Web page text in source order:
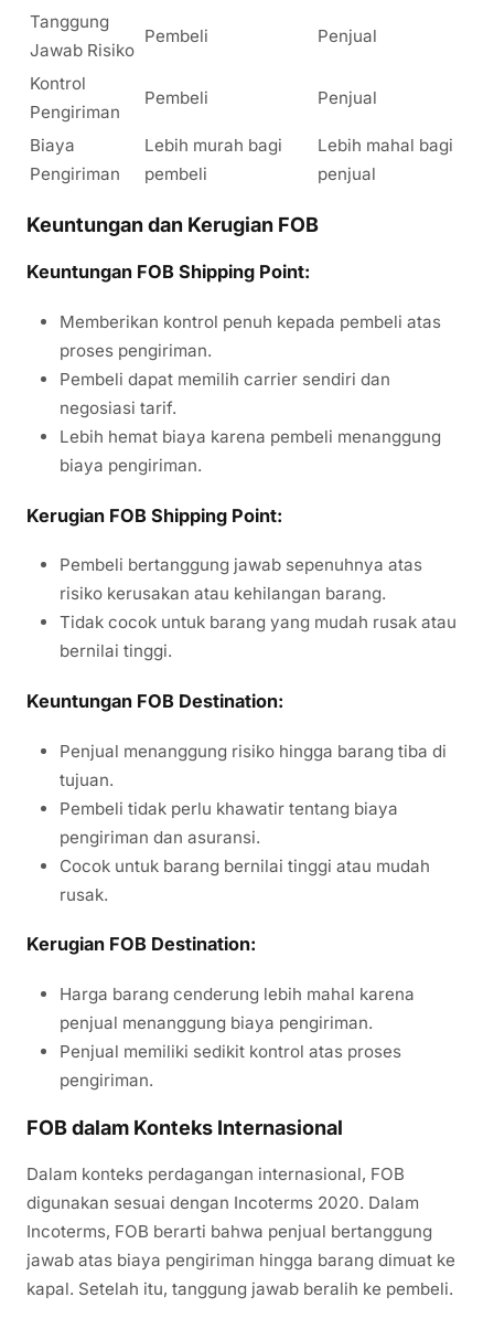
Tanggung
Jawab Risiko
Pembeli Penjual
Kontrol
Pengiriman
Pembeli Penjual
Biaya
Pengiriman
Lebih murah bagi
pembeli
Lebih mahal bagi
penjual
Keuntungan dan Kerugian FOB
Keuntungan FOB Shipping Point:
Memberikan kontrol penuh kepada pembeli atas
proses pengiriman.
Pembeli dapat memilih carrier sendiri dan
negosiasi tarif.
Lebih hemat biaya karena pembeli menanggung
biaya pengiriman.
Kerugian FOB Shipping Point:
Pembeli bertanggung jawab sepenuhnya atas
risiko kerusakan atau kehilangan barang.
Tidak cocok untuk barang yang mudah rusak atau
bernilai tinggi.
Keuntungan FOB Destination:
Penjual menanggung risiko hingga barang tiba di
tujuan.
Pembeli tidak perlu khawatir tentang biaya
pengiriman dan asuransi.
Cocok untuk barang bernilai tinggi atau mudah
rusak.
Kerugian FOB Destination:
Harga barang cenderung lebih mahal karena
penjual menanggung biaya pengiriman.
Penjual memiliki sedikit kontrol atas proses
pengiriman.
FOB dalam Konteks Internasional
Dalam konteks perdagangan internasional, FOB
digunakan sesuai dengan Incoterms 2020. Dalam
Incoterms, FOB berarti bahwa penjual bertanggung
jawab atas biaya pengiriman hingga barang dimuat ke
kapal. Setelah itu, tanggung jawab beralih ke pembeli.